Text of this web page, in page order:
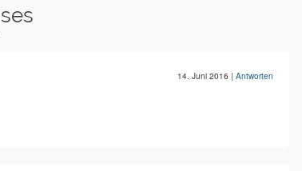
14. Juni 2016 | Antworten